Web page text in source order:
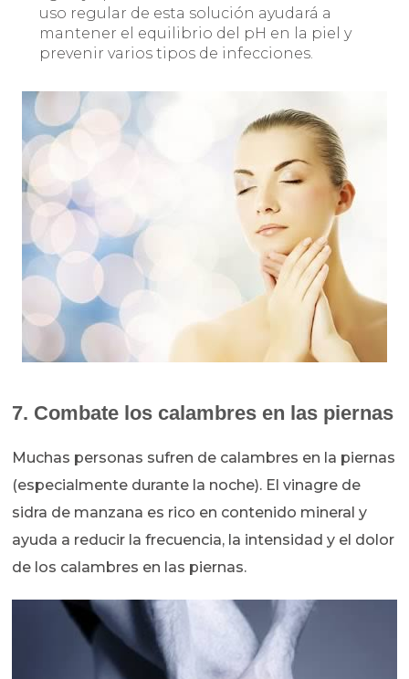
uso regular de esta solución ayudará a
mantener el equilibrio del pH en la piel y
prevenir varios tipos de infecciones.
7. Combate los calambres en las piernas
Muchas personas sufren de calambres en la piernas
(especialmente durante la noche). El vinagre de
sidra de manzana es rico en contenido mineral y
ayuda a reducir la frecuencia, la intensidad y el dolor
de los calambres en las piernas.